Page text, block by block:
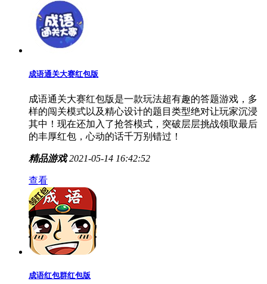
成语通关大赛红包版
成语通关大赛红包版是一款玩法超有趣的答题游戏，多
样的闯关模式以及精心设计的题目类型绝对让玩家沉浸
其中！现在还加入了抢答模式，突破层层挑战领取最后
的丰厚红包，心动的话千万别错过！
精品游戏 2021-05-14 16:42:52
查看
成语红包群红包版